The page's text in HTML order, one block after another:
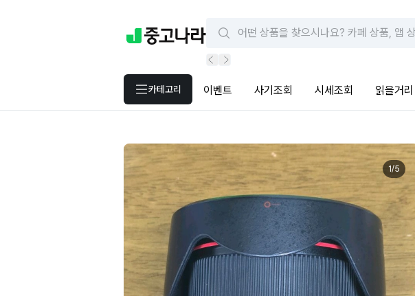
카테고리 이벤트 사기조회 시세조회 읽을거리
1/5